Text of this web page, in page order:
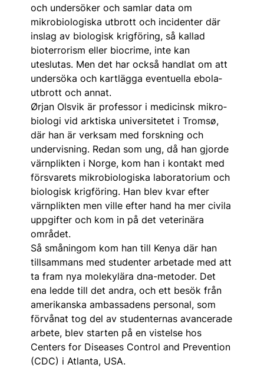
och undersöker och samlar data om
mikrobiologiska utbrott och incidenter där
inslag av biologisk krigföring, så kallad
bioterrorism eller biocrime, inte kan
uteslutas. Men det har också handlat om att
undersöka och kartlägga eventuella ebola­
utbrott och annat.
Ørjan Olsvik är professor i medicinsk mikro­
biologi vid arktiska universitetet i Tromsø,
där han är verksam med forskning och
undervisning. Redan som ung, då han gjorde
värnplikten i Norge, kom han i kontakt med
försvarets mikro­biologiska laboratorium och
biologisk krigföring. Han blev kvar efter
värnplikten men ville efter hand ha mer civila
uppgifter och kom in på det veterinära
området.
Så småningom kom han till Kenya där han
tillsammans med studenter arbetade med att
ta fram nya molekylära dna-metoder. Det
ena ledde till det andra, och ett besök från
amerikanska ambassadens personal, som
förvånat tog del av studenternas avancerade
arbete, blev starten på en vistelse hos
Centers for Diseases Control and Prevention
(CDC) i Atlanta, USA.